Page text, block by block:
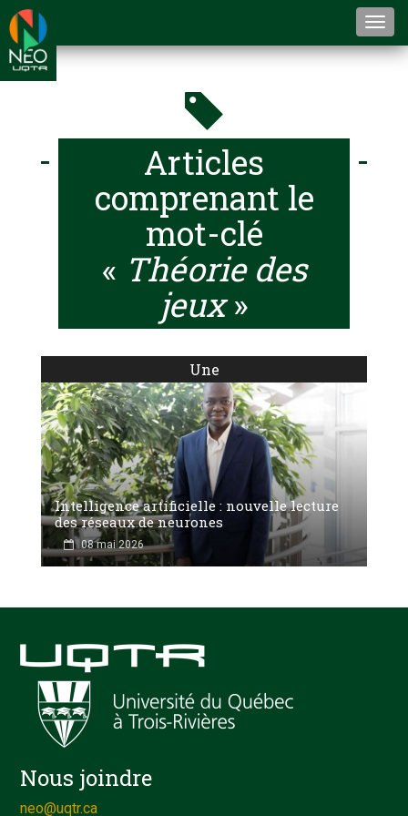
Articles
comprenant le
mot-clé
« Théorie des
jeux»
Une
Intelligence artificielle : nouvelle lecture
des réseaux de neurones
08 mai 2026
Nous joindre
neo@uqtr.ca